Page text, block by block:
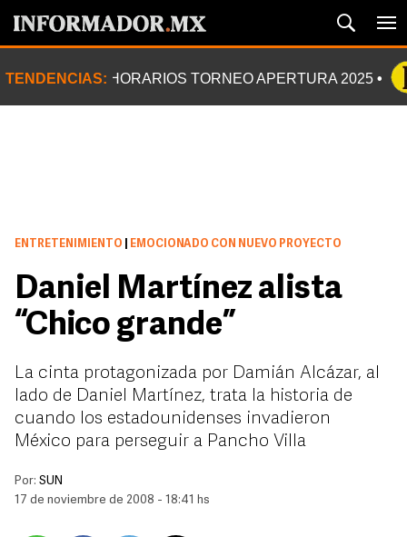
TENDENCIAS: HORARIOS TORNEO APERTURA 2025
ENTRETENIMIENTO EMOCIONADO CON NUEVO PROYECTO
Daniel Martínez alista
“Chico grande”
La cinta protagonizada por Damián Alcázar, al
lado de Daniel Martínez, trata la historia de
cuando los estadounidenses invadieron
México para perseguir a Pancho Villa
Por: SUN
17 de noviembre de 2008 - 18:41 hs